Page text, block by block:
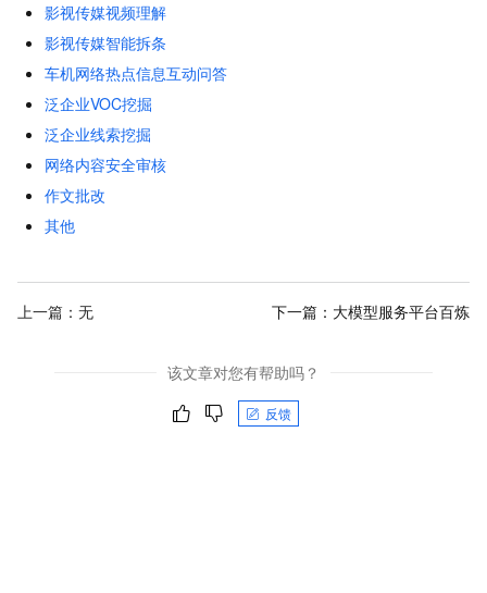
影视传媒视频理解
影视传媒智能拆条
车机网络热点信息互动问答
泛企业VOC挖掘
泛企业线索挖掘
网络内容安全审核
作文批改
其他
上一篇：无 下一篇： 大模型服务平台百炼
该文章对您有帮助吗？
反馈